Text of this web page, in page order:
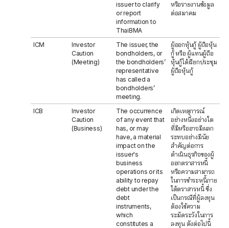
issuer to clarify
or report
information to
ThaiBMA
หรือรายงานข้อมูล
ต่อสมาคม
ICM
Investor
Caution
(Meeting)
The issuer, the
bondholders, or
the bondholders’
representative
has called a
bondholders’
meeting.
ผู้ออกหุ้นกู้ ผู้ถือหุ้น
กู้ หรือ ผู้แทนผู้ถือ
หุ้นกู้ได้เรียกประชุม
ผู้ถือหุ้นกู้
ICB
Investor
Caution
(Business)
The occurrence
of any event that
has, or may
have, a material
impact on the
issuer's
business
operations or its
ability to repay
debt under the
debt
instruments,
which
constitutes a
เกิดเหตุการณ์
อย่างหนึ่งอย่างใด
ที่มีหรืออาจมีผลก
ระทบอย่างมีนัย
สำคัญต่อการ
ดำเนินธุรกิจของผู้
ออกตราสารหนี้
หรือความสามารถ
ในการชำระหนี้ภาย
ใต้ตราสารหนี้ ซึ่ง
เป็นกรณีที่ผู้ลงทุน
ต้องใช้ความ
ระมัดระวังในการ
ลงทุน ดังต่อไปนี้